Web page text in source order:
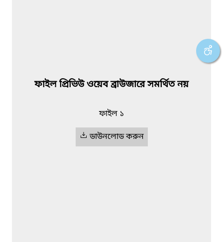
ফাইল প্রিভিউ ওয়েব ব্রাউজারে সমর্থিত নয়
ফাইল ১
ডাউনলোড করুন